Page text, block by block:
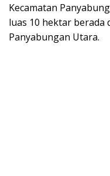
Kecamatan
luas 10 hektar berada
Panyabungan Utara.